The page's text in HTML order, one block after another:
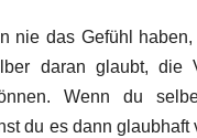
nie das Gefühl
daran glaubt, die
Wenn du
du es dann glaubhaft